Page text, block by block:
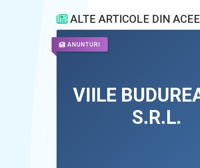
ALTE ARTICOLE DIN
ANUNTURI